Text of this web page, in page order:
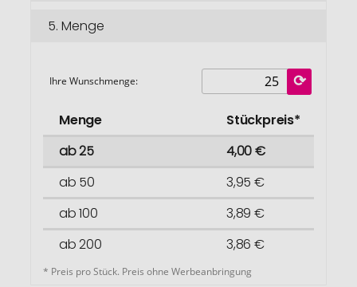
5. Menge
Ihre Wunschmenge:
Menge
Stückpreis*
ab 25
4,00 €
ab 50
3,95 €
ab 100
3,89 €
ab 200
3,86 €
* Preis pro Stück. Preis ohne Werbeanbringung